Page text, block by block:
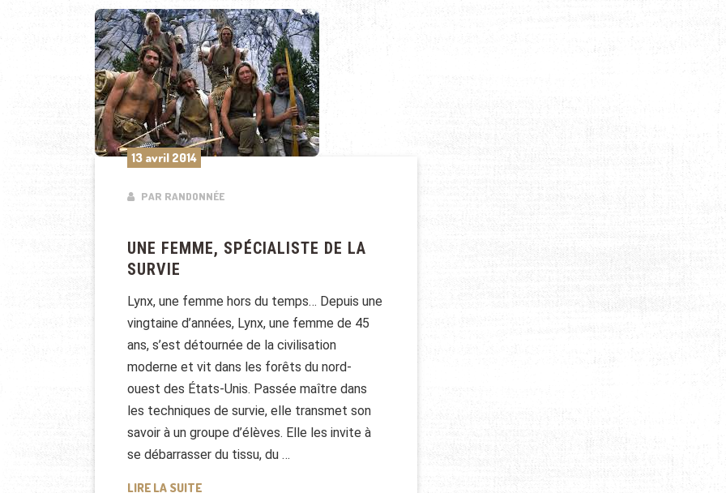
13 avril 2014
PAR RANDONNÉE
UNE FEMME, SPÉCIALISTE DE LA
SURVIE
Lynx, une femme hors du temps… Depuis une
vingtaine d’années, Lynx, une femme de 45
ans, s’est détournée de la civilisation
moderne et vit dans les forêts du nord-
ouest des États-Unis. Passée maître dans
les techniques de survie, elle transmet son
savoir à un groupe d’élèves. Elle les invite à
se débarrasser du tissu, du …
LIRE LA SUITEUNE FEMME, SPÉCIALISTE DE LA SURVIE